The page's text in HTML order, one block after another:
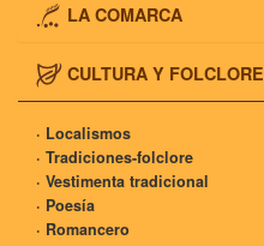
LA COMARCA
CULTURA Y FOLCLORE
· Localismos
· Tradiciones-folclore
· Vestimenta tradicional
· Poesía
· Romancero